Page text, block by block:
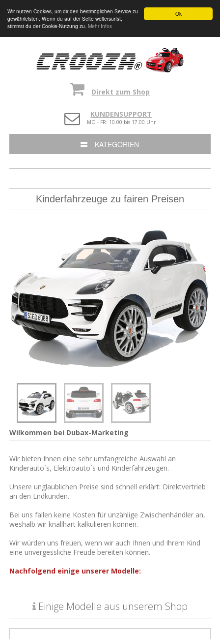
Ok
Wir nutzen Cookies, um dir den bestmöglichen Service zu
gewährleisten. Wenn du auf der Seite weitersurfst,
stimmst du der Cookie-Nutzung zu. Mehr Infos
Direkt zum Shop
KUNDENSUPPORT
MO - FR: 10.00 bis 17.00 Uhr
KATEGORIEN
Kinderfahrzeuge zu fairen Preisen
Wilkommen bei Dubax-Marketing
Wir bieten Ihnen eine sehr umfangreiche Auswahl an
Kinderauto´s, Elektroauto´s und Kinderfahrzeugen.
Unsere unglaublichen Preise sind schnell erklärt: Direktvertrieb
an den Endkunden.
Bei uns fallen keine Kosten für unzählige Zwischenhändler an,
weshalb wir knallhart kalkulieren können.
Wir würden uns freuen, wenn wir auch Ihnen und Ihrem Kind
eine unvergessliche Freude bereiten können.
Nachfolgend einige unserer Modelle:
Einige Modelle aus unserem Shop